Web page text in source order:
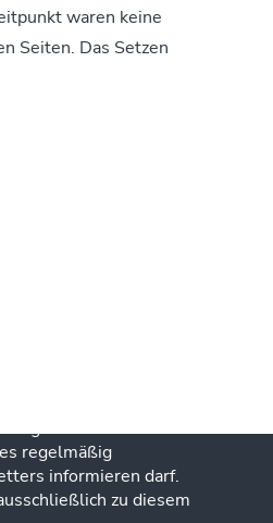
waren keine
Seiten. Das Setzen
aus dem
regelmäßig
informieren darf.
zu diesem